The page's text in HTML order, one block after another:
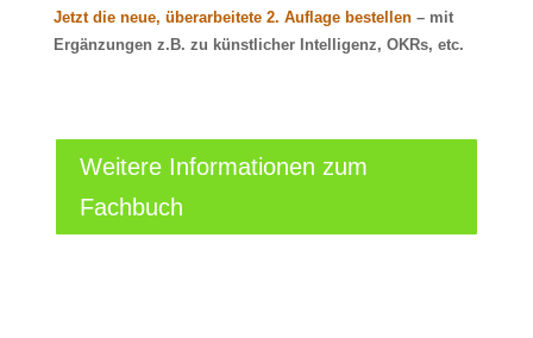
Jetzt die neue, überarbeitete 2. Auflage bestellen– mit
Ergänzungen z.B. zu künstlicher Intelligenz, OKRs, etc.
Weitere Informationen zum
Fachbuch